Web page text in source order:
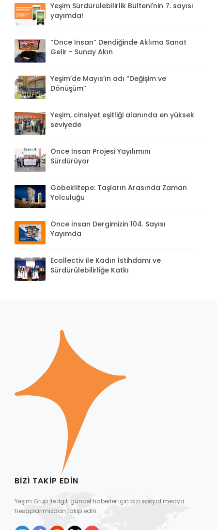
Yeşim Sürdürülebilirlik Bülteni'nin 7. sayısı
yayımda!
“Önce İnsan” Dendiğinde Aklıma Sanat
Gelir - Sunay Akın
Yeşim’de Mayıs’ın adı “Değişim ve
Dönüşüm”
Yeşim, cinsiyet eşitliği alanında en yüksek
seviyede
Önce İnsan Projesi Yayılımını
Sürdürüyor
Göbeklitepe: Taşların Arasında Zaman
Yolculuğu
Önce İnsan Dergimizin 104. Sayısı
Yayımda
Ecollectiv ile Kadın İstihdamı ve
Sürdürülebilirliğe Katkı
BIZI TAKIP EDIN
Yeşim Grup ile ilgili güncel haberler için bizi sosyal medya
hesaplarımızdan takip edin.